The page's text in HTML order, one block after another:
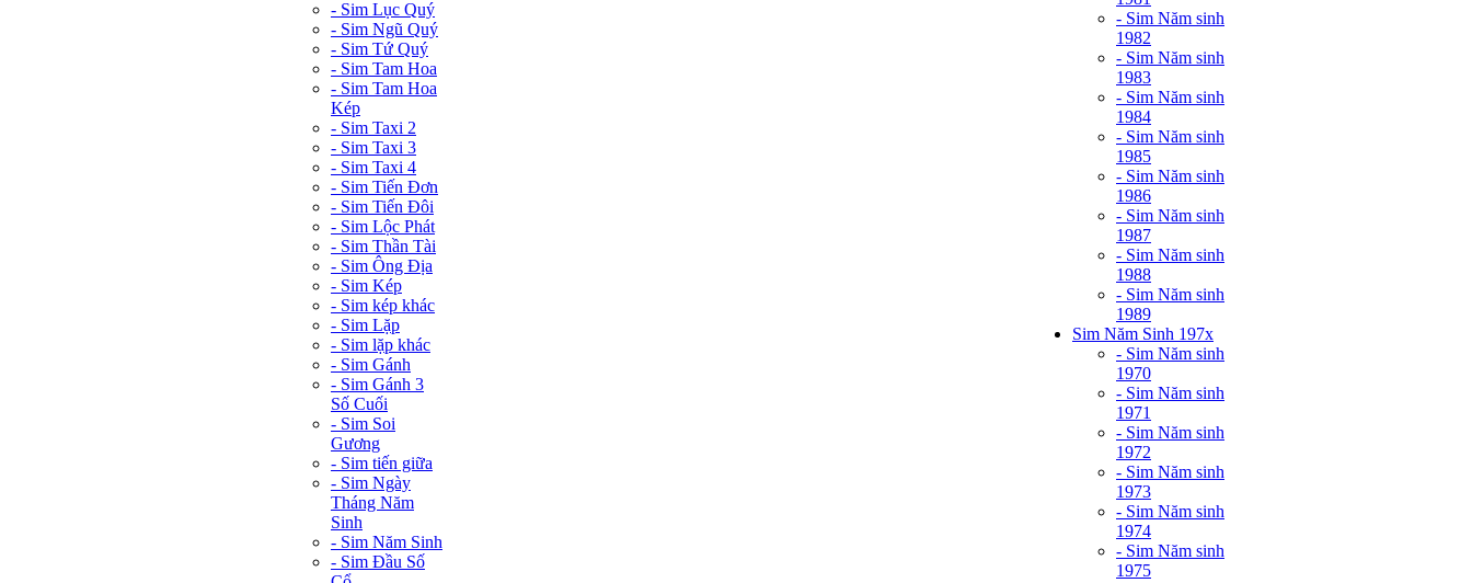
- Sim Lục Quý
- Sim Ngũ Quý
- Sim Tứ Quý
- Sim Tam Hoa
- Sim Tam Hoa
Kép
- Sim Taxi 2
- Sim Taxi 3
- Sim Taxi 4
- Sim Tiến Đơn
- Sim Tiến Đôi
- Sim Lộc Phát
- Sim Thần Tài
- Sim Ông Địa
- Sim Kép
- Sim kép khác
- Sim Lặp
- Sim lặp khác
- Sim Gánh
- Sim Gánh 3
Số Cuối
- Sim Soi
Gương
- Sim tiến giữa
- Sim Ngày
Tháng Năm
Sinh
- Sim Năm Sinh
- Sim Đầu Số
- Sim Năm sinh
1982
- Sim Năm sinh
1983
- Sim Năm sinh
1984
- Sim Năm sinh
1985
- Sim Năm sinh
1986
- Sim Năm sinh
1987
- Sim Năm sinh
1988
- Sim Năm sinh
1989
Sim Năm Sinh 197x
- Sim Năm sinh
1970
- Sim Năm sinh
1971
- Sim Năm sinh
1972
- Sim Năm sinh
1973
- Sim Năm sinh
1974
- Sim Năm sinh
1975